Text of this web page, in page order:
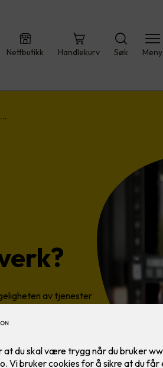
Nettbutikk Handlekurv Søk Meny
av tjenester
av data. Vil du
for?